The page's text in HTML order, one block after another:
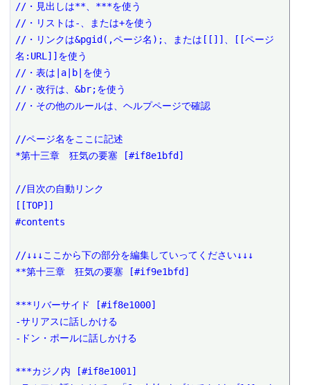
//・見出しは**、***を使う
//・リストは-、または+を使う
//・リンクは&pgid(,ページ名);、または[[]]、[[ページ
名:URL]]を使う
//・表は|a|b|を使う
//・改行は、&br;を使う
//・その他のルールは、ヘルプページで確認
//ページ名をここに記述
*第十三章　狂気の要塞 [#if8e1bfd]
//目次の自動リンク
[[TOP]]
#contents
//↓↓↓ここから下の部分を編集していってください↓↓↓
**第十三章　狂気の要塞 [#if9e1bfd]
***リバーサイド [#if8e1000]
-サリアスに話しかける
-ドン・ポールに話しかける
***カジノ内 [#if8e1001]